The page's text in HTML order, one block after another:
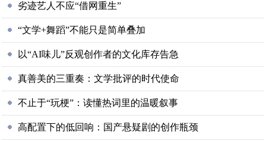
劣迹艺人不应“借网重生”
“文学+舞蹈”不能只是简单叠加
以“AI味儿”反观创作者的文化库存告急
真善美的三重奏：文学批评的时代使命
不止于“玩梗”：读懂热词里的温暖叙事
高配置下的低回响：国产悬疑剧的创作瓶颈